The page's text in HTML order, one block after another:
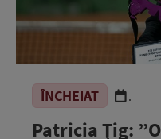
ÎNCHEIAT .
Patricia Țig: